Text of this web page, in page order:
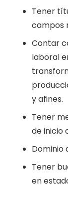
Tener
campos
Contar
laboral
y afines.
Tener
de inicio
Dominio
Tener
en